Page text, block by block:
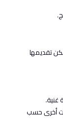
تقديمها
غنية.
أخرى حسب